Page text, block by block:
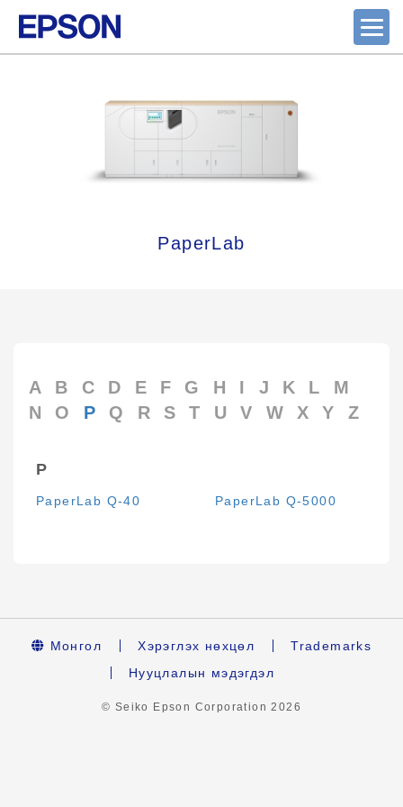
PaperLab
A B C D E F G H I J K L
M
N
O P Q R S T U V W X Y Z
P
PaperLab Q-40 PaperLab Q-5000
Монгол Хэрэглэх нөхцөл
Trademarks
Нууцлалын мэдэгдэл
© Seiko Epson Corporation2026